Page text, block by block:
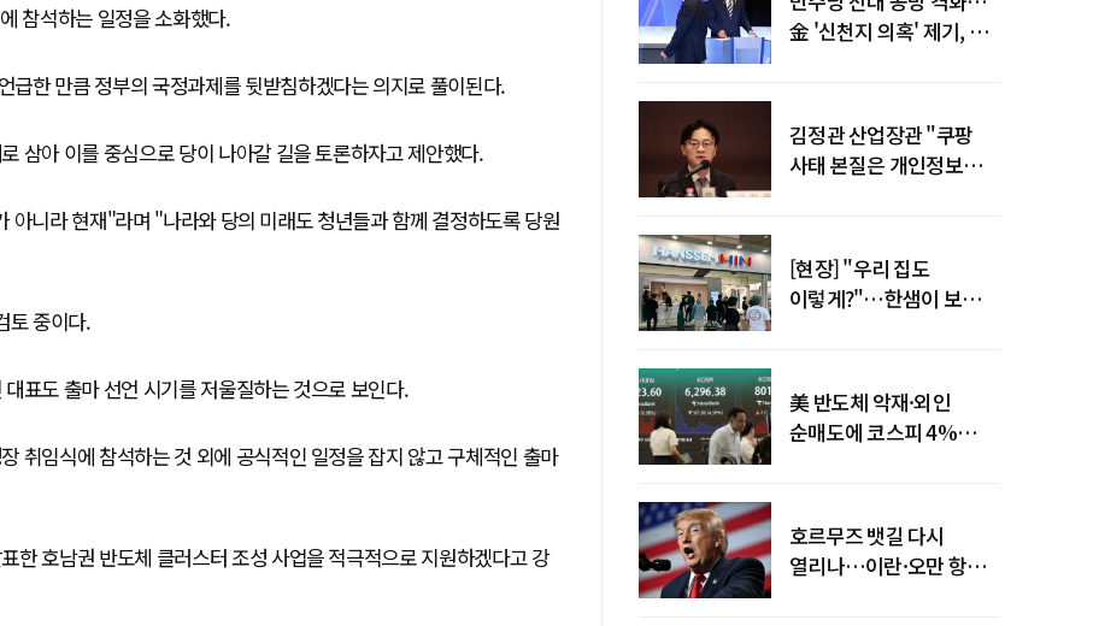
참석하는 일정을 소화했다.
급한 만큼 정부의 국정과제를 뒷받침하겠다는 의지로 풀이된다.
삼아 이를 중심으로 당이 나아갈 길을 토론하자고 제안했다.
아니라 현재"라며 "나라와 당의 미래도 청년들과 함께 결정하도록 당원
토 중이다.
표도 출마 선언 시기를 저울질하는 것으로 보인다.
취임식에 참석하는 것 외에 공식적인 일정을 잡지 않고 구체적인 출마
한 호남권 반도체 클러스터 조성 사업을 적극적으로 지원하겠다고 강
金 '신천지 의혹' 제기, 鄭
김정관 산업장관 "쿠팡
사태 본질은 개인정보
[현장] "우리 집도
이렇게?"…한샘이 보여준
美 반도체 악재·외인
순매도에 코스피 4%
호르무즈 뱃길 다시
열리나…이란·오만 항로